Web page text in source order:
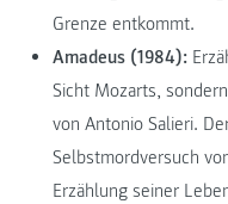
Grenze entkommt.
Amadeus (1984):
Sicht Mozarts,
von Antonio Salieri.
Selbstmordversuch
Erzählung seiner